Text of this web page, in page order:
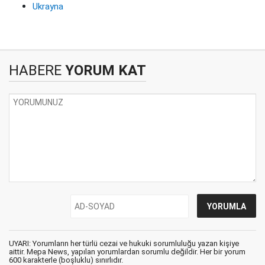
Ukrayna
HABERE YORUM KAT
UYARI: Yorumların her türlü cezai ve hukuki sorumluluğu yazan kişiye
aittir. Mepa News, yapılan yorumlardan sorumlu değildir. Her bir yorum
600 karakterle (boşluklu) sınırlıdır.